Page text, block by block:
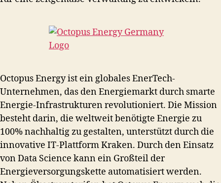
Octopus Energy ist ein globales EnerTech-
Unternehmen, das den Energiemarkt durch smarte
Energie-Infrastrukturen revolutioniert. Die Mission
besteht darin, die weltweit benötigte Energie zu
100% nachhaltig zu gestalten, unterstützt durch die
innovative IT-Plattform Kraken. Durch den Einsatz
von Data Science kann ein Großteil der
Energieversorgungskette automatisiert werden.